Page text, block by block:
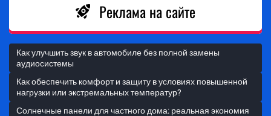
Реклама на сайте
Как улучшить звук в автомобиле без полной замены
аудиосистемы
Как обеспечить комфорт и защиту в условиях повышенной
нагрузки или экстремальных температур?
Солнечные панели для частного дома: реальная экономия